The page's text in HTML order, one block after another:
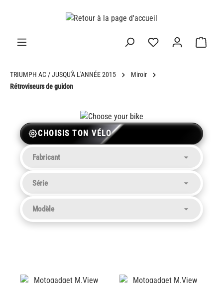
TRIUMPH AC / JUSQU'À L'ANNÉE 2015
Miroir
Rétroviseurs de guidon
CHOISIS TON VÉLO